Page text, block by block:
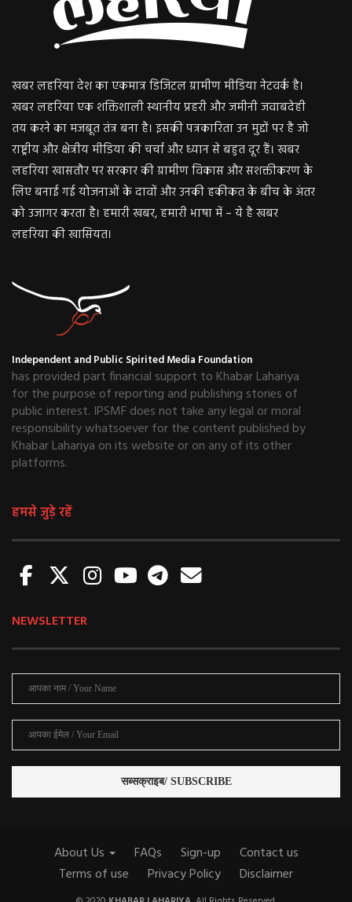
खबर लहरिया देश का एकमात्र डिजिटल ग्रामीण मीडिया नेटवर्क है।
खबर लहरिया एक शक्तिशाली स्थानीय प्रहरी और जमीनी जवाबदेही
तय करने का मजबूत तंत्र बना है। इसकी पत्रकारिता उन मुद्दों पर है जो
राष्ट्रीय और क्षेत्रीय मीडिया की चर्चा और ध्यान से बहुत दूर हैं। खबर
लहरिया खासतौर पर सरकार की ग्रामीण विकास और सशक्तीकरण के
लिए बनाई गई योजनाओं के दावों और उनकी हकीकत के बीच के अंतर
को उजागर करता है। हमारी खबर, हमारी भाषा में – ये है खबर
लहरिया की खासियत।
Independent and Public Spirited Media Foundation
has provided part financial support to Khabar Lahariya
for the purpose of reporting and publishing stories of
public interest. IPSMF does not take any legal or moral
responsibility whatsoever for the content published by
Khabar Lahariya on its website or on any of its other
platforms.
हमसे जुड़े रहें
NEWSLETTER
About Us FAQs Sign-up
Contact us
Terms of use
Privacy Policy Disclaimer